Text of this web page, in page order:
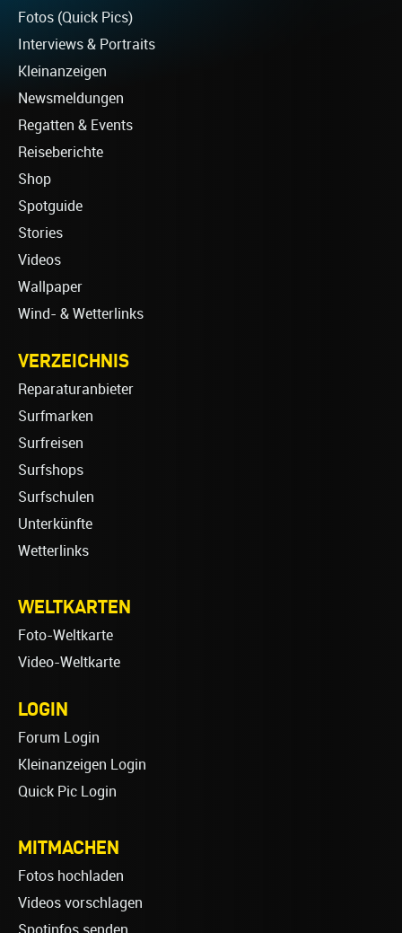
Fotos (Quick Pics)
Interviews & Portraits
Kleinanzeigen
Newsmeldungen
Regatten & Events
Reiseberichte
Shop
Spotguide
Stories
Videos
Wallpaper
Wind- & Wetterlinks
VERZEICHNIS
Reparaturanbieter
Surfmarken
Surfreisen
Surfshops
Surfschulen
Unterkünfte
Wetterlinks
WELTKARTEN
Foto-Weltkarte
Video-Weltkarte
LOGIN
Forum Login
Kleinanzeigen Login
Quick Pic Login
MITMACHEN
Fotos hochladen
Videos vorschlagen